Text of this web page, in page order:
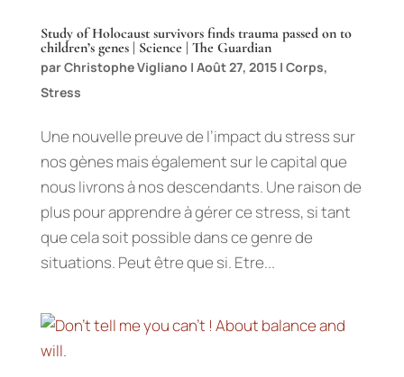
Study of Holocaust survivors finds trauma passed on to
children’s genes | Science | The Guardian
parChristophe Vigliano | Août 27, 2015| Corps,
Stress
Une nouvelle preuve de l’impact du stress sur
nos gènes mais également sur le capital que
nous livrons à nos descendants. Une raison de
plus pour apprendre à gérer ce stress, si tant
que cela soit possible dans ce genre de
situations. Peut être que si. Etre...